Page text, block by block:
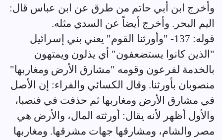
وأخرج ابن أبي حاتم من طرق عن ابن عباس قال:
اليم البحر. وأخرج أيضاً عن السدي مثله.
قوله: 137- "وأورثنا القوم" يعني بني إسرائيل
"الذين كانوا يستضعفون" أي يذلون ويمتهون
بالخدمة لفرعون وقومه "مشارق الأرض ومغاربها"
منصوبان بأورثنا. وقال الكسائي والفراء: إن الأصل
في مشارق الأرض ومغاربها ثم حذفت في فنصبا،
والأول أظهر لأنه يقال: أورثته المال، والأرض هي
مصر والشام، ومشارقها جهات مشرقها. ومغاربها